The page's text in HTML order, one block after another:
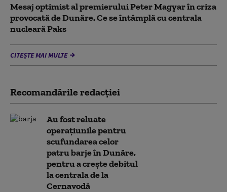
Mesaj optimist al premierului Peter Magyar în criza
provocată de Dunăre. Ce se întâmplă cu centrala
nucleară Paks
CITEȘTE MAI MULTE
Recomandările redacţiei
Au fost reluate
operațiunile pentru
scufundarea celor
patru barje în Dunăre,
pentru a crește debitul
la centrala de la
Cernavodă